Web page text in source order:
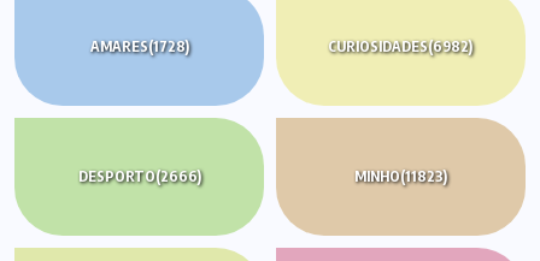
AMARES(1728) CURIOSIDADES(6982)
DESPORTO(2666) MINHO(11823)